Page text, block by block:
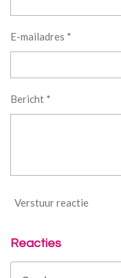
E-mailadres *
Bericht *
Verstuur reactie
Reacties